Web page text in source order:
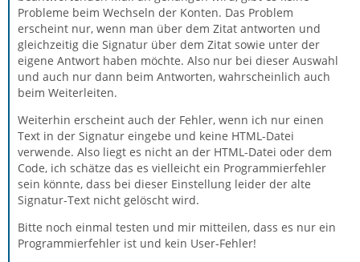
Probleme beim Wechseln der Konten. Das Problem
erscheint nur, wenn man über dem Zitat antworten und
gleichzeitig die Signatur über dem Zitat sowie unter der
eigene Antwort haben möchte. Also nur bei dieser Auswahl
und auch nur dann beim Antworten, wahrscheinlich auch
beim Weiterleiten.
Weiterhin erscheint auch der Fehler, wenn ich nur einen
Text in der Signatur eingebe und keine HTML-Datei
verwende. Also liegt es nicht an der HTML-Datei oder dem
Code, ich schätze das es vielleicht ein Programmierfehler
sein könnte, dass bei dieser Einstellung leider der alte
Signatur-Text nicht gelöscht wird.
Bitte noch einmal testen und mir mitteilen, dass es nur ein
Programmierfehler ist und kein User-Fehler!